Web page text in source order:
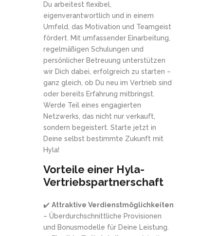
Du arbeitest flexibel,
eigenverantwortlich und in einem
Umfeld, das Motivation und Teamgeist
fördert. Mit umfassender Einarbeitung,
regelmäßigen Schulungen und
persönlicher Betreuung unterstützen
wir Dich dabei, erfolgreich zu starten –
ganz gleich, ob Du neu im Vertrieb sind
oder bereits Erfahrung mitbringst.
Werde Teil eines engagierten
Netzwerks, das nicht nur verkauft,
sondern begeistert. Starte jetzt in
Deine selbst bestimmte Zukunft mit
Hyla!
Vorteile einer Hyla-
Vertriebspartnerschaft
✔️ Attraktive Verdienstmöglichkeiten
– Überdurchschnittliche Provisionen
und Bonusmodelle für Deine Leistung.